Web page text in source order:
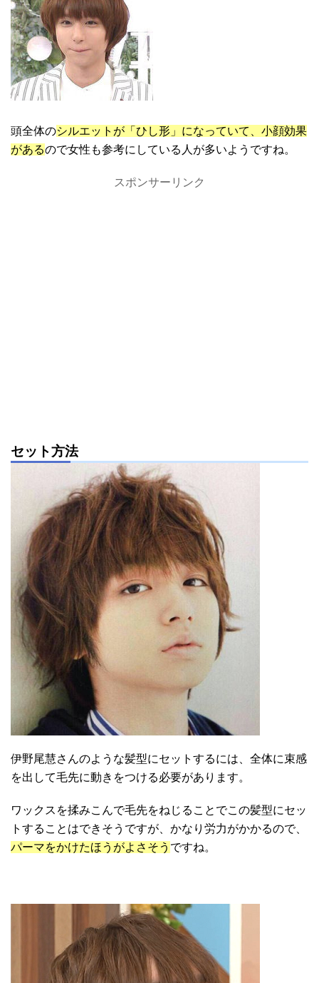
頭全体のシルエットが「ひし形」になっていて、小顔効果
があるので女性も参考にしている人が多いようですね。
スポンサーリンク
セット方法
伊野尾慧さんのような髪型にセットするには、全体に束感
を出して毛先に動きをつける必要があります。
ワックスを揉みこんで毛先をねじることでこの髪型にセッ
トすることはできそうですが、かなり労力がかかるので、
パーマをかけたほうがよさそう ですね。